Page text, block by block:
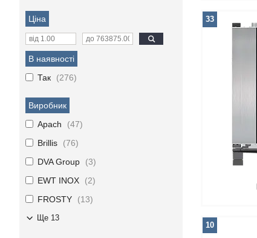
33
10
Ціна
В наявності
Так
276
Виробник
Apach
47
Brillis
76
DVA Group
3
EWT INOX
2
FROSTY
13
Ще 13